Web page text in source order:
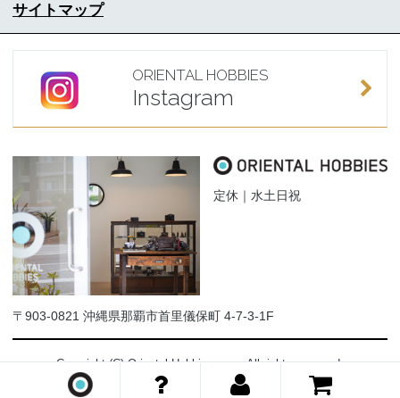
サイトマップ
ORIENTAL HOBBIES
Instagram
定休｜水土日祝
〒903-0821 沖縄県那覇市首里儀保町 4-7-3-1F
Copyright (C) Oriental-Hobbies.com. All rights reserved.